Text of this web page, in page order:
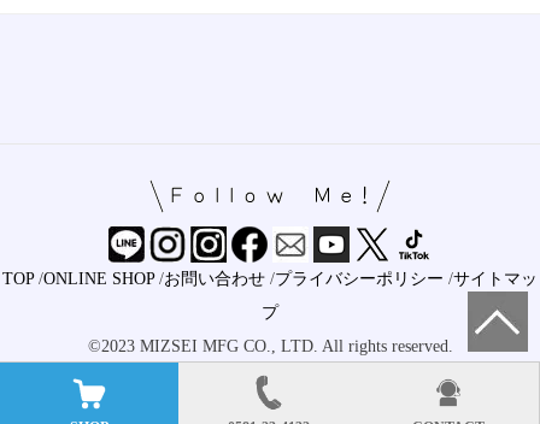
TOP/ONLINE SHOP/お問い合わせ /プライバシーポリシー /サイトマッ
プ
©2023 MIZSEI MFG CO., LTD. All rights reserved.